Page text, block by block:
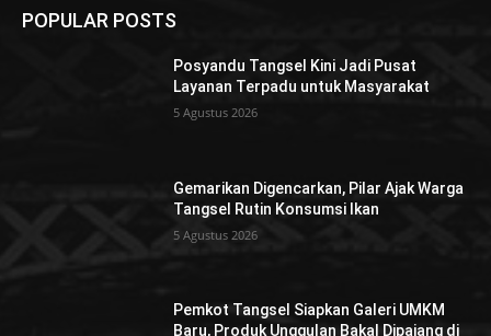
POPULAR POSTS
Posyandu Tangsel Kini Jadi Pusat
Layanan Terpadu untuk Masyarakat
5 Agustus 2026
Gemarikan Digencarkan, Pilar Ajak Warga
Tangsel Rutin Konsumsi Ikan
5 Agustus 2026
Pemkot Tangsel Siapkan Galeri UMKM
Baru, Produk Unggulan Bakal Dipajang di